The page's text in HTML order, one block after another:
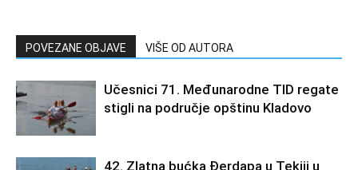
POVEZANE OBJAVE VIŠE OD AUTORA
Učesnici 71. Međunarodne TID regate
stigli na područje opštinu Kladovo
42. Zlatna bućka Đerdapa u Tekiji u